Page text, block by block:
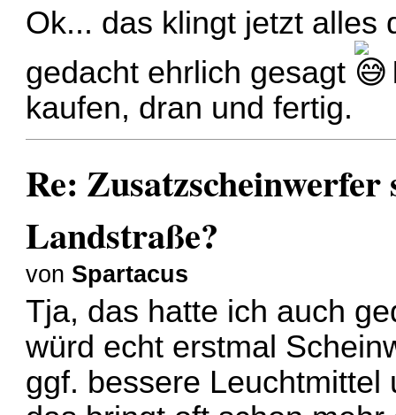
Ok... das klingt jetzt alles
gedacht ehrlich gesagt
kaufen, dran und fertig.
Re:
Landstraße?
von Spartacus
Tja, das hatte ich auch
würd echt erstmal
ggf. bessere